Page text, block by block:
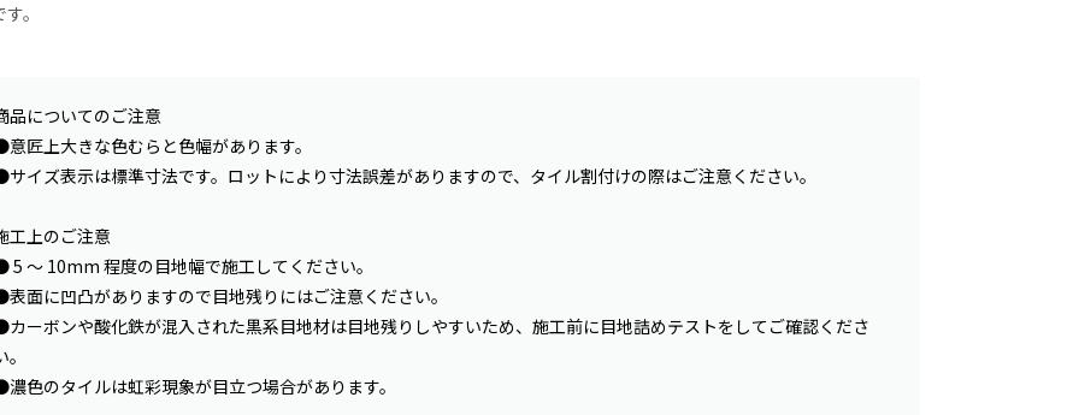
。
品についてのご注意
匠上大きな色むらと色幅があります。
イズ表示は標準寸法です。ロットにより寸法誤差がありますので、タイル割付けの際はご注意ください。
工上のご注意
5 〜 10mm 程度の目地幅で施工してください。
面に凹凸がありますので目地残りにはご注意ください。
ーボンや酸化鉄が混入された黒系目地材は目地残りしやすいため、施工前に目地詰めテストをしてご確認くださ
。
色のタイルは虹彩現象が目立つ場合があります。